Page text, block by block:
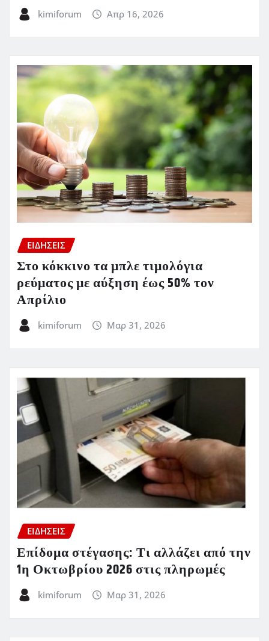
kimiforum Απρ 16, 2026
ΕΙΔΗΣΕΙΣ
Στο κόκκινο τα μπλε τιμολόγια
ρεύματος με αύξηση έως 50% τον
Απρίλιο
kimiforum Μαρ 31, 2026
ΕΙΔΗΣΕΙΣ
Επίδομα στέγασης: Τι αλλάζει από την
1η Οκτωβρίου 2026 στις πληρωμές
kimiforum Μαρ 31, 2026